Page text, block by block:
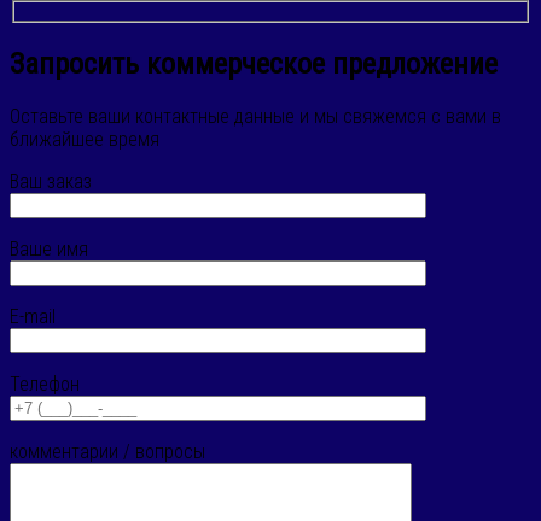
Запросить коммерческое предложение
Оставьте ваши контактные данные и мы свяжемся с вами в
ближайшее время
Ваш заказ
Ваше имя
E-mail
Телефон
комментарии / вопросы